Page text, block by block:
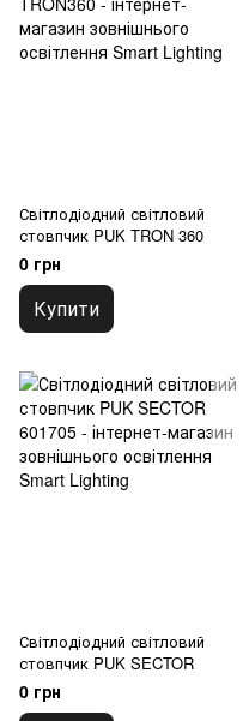
Світлодіодний світловий
стовпчик PUK TRON 360
0 грн
Купити
Світлодіодний світловий
стовпчик PUK SECTOR
0 грн